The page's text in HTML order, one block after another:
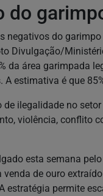
do
negativos do
Divulgação/
da área garimpada
A estimativa é que
de ilegalidade no
violência, conflito
esta semana
venda de ouro
estratégia permite